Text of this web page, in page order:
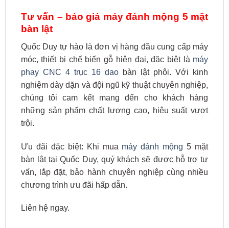
Tư vấn – báo giá máy đánh mộng 5 mặt
bàn lật
Quốc Duy tự hào là đơn vị hàng đầu cung cấp máy
móc, thiết bị chế biến gỗ hiện đại, đặc biệt là máy
phay CNC 4 trục 16 dao bàn lật phôi. Với kinh
nghiệm dày dặn và đội ngũ kỹ thuật chuyên nghiệp,
chúng tôi cam kết mang đến cho khách hàng
những sản phẩm chất lượng cao, hiệu suất vượt
trội.
Ưu đãi đặc biệt: Khi mua máy đánh mộng 5 mặt
bàn lật tại Quốc Duy, quý khách sẽ được hỗ trợ tư
vấn, lắp đặt, bảo hành chuyên nghiệp cùng nhiều
chương trình ưu đãi hấp dẫn.
Liên hệ ngay.